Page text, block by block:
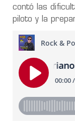
contó las
piloto y la